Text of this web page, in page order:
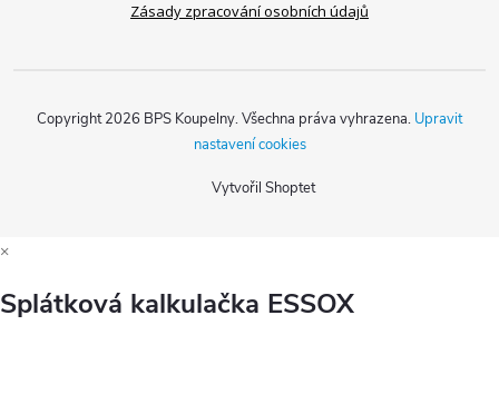
Zásady zpracování osobních údajů
Vytvořil Shoptet
Copyright 2026 BPS Koupelny. Všechna práva vyhrazena. Upravit
nastavení cookies
×
Splátková kalkulačka ESSOX